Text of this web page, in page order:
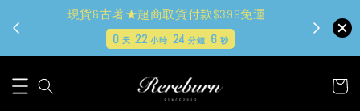
現貨&古著★超商取貨付款$399免運
0 天 22小時 24分鐘 4 秒